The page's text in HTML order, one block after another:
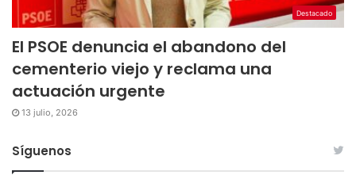
Destacado
El PSOE denuncia el abandono del
cementerio viejo y reclama una
actuación urgente
13 julio, 2026
Síguenos